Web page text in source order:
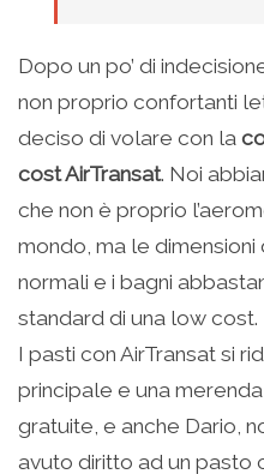
Dopo un po’ di
non proprio confortanti
deciso di volare con la
cost AirTransat. Noi
che non è proprio
mondo, ma le
normali e i bagni
standard di una low cost.
I pasti con AirTransat si
principale e una
gratuite, e anche Dario,
avuto diritto ad un pasto